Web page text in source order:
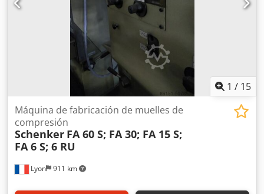
1 / 15
Lyon 911 km
Máquina de fabricación de muelles de
compresión
Schenker FA 60 S; FA 30; FA 15 S;
FA 6 S; 6 RU